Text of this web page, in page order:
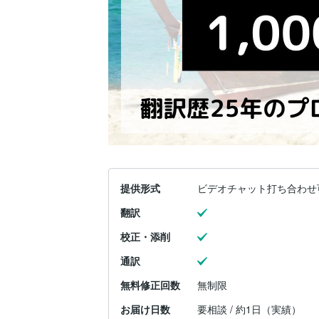
提供形式
ビデオチャット打ち合わ
翻訳
校正・添削
通訳
無料修正回数
無制限
お届け日数
要相談 / 約1日（実績）